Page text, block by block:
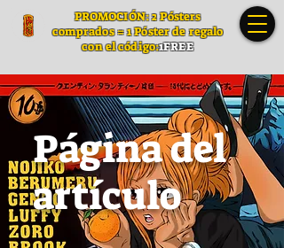
PROMOCIÓN: 2 Pósters
comprados = 1 Póster de regalo
con el código:1FREE
Página del
artículo